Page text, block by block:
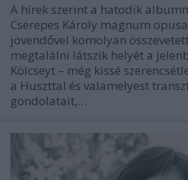
A hírek szerint a hatodik
Cserepes Károly magnum
jövendővel komolyan
megtalálni látszik helyét a
Kölcseyt – még kissé
a Huszttal és valamelyest
gondolatait,…